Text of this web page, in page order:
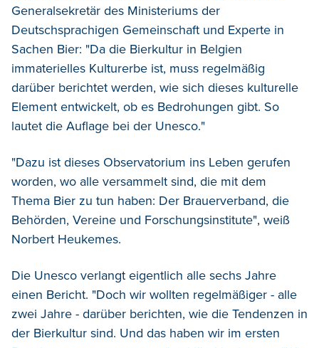
Generalsekretär des Ministeriums der
Deutschsprachigen Gemeinschaft und Experte in
Sachen Bier: "Da die Bierkultur in Belgien
immaterielles Kulturerbe ist, muss regelmäßig
darüber berichtet werden, wie sich dieses kulturelle
Element entwickelt, ob es Bedrohungen gibt. So
lautet die Auflage bei der Unesco."
"Dazu ist dieses Observatorium ins Leben gerufen
worden, wo alle versammelt sind, die mit dem
Thema Bier zu tun haben: Der Brauerverband, die
Behörden, Vereine und Forschungsinstitute", weiß
Norbert Heukemes.
Die Unesco verlangt eigentlich alle sechs Jahre
einen Bericht. "Doch wir wollten regelmäßiger - alle
zwei Jahre - darüber berichten, wie die Tendenzen in
der Bierkultur sind. Und das haben wir im ersten